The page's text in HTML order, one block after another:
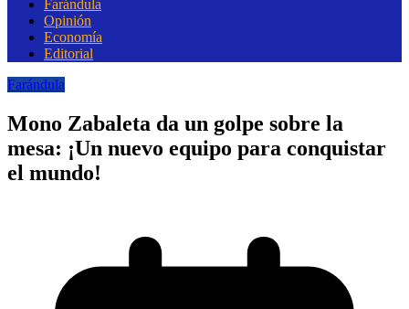
Farándula
Opinión
Economía
Editorial
Farándula
Mono Zabaleta da un golpe sobre la
mesa: ¡Un nuevo equipo para conquistar
el mundo!